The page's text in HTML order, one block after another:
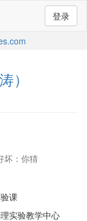
登录
）
坏：你猜
课
实验教学中心